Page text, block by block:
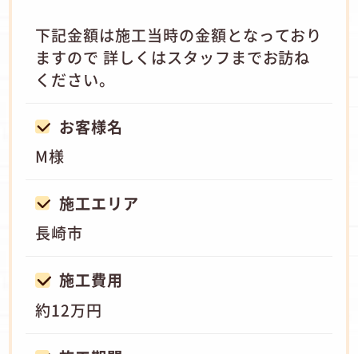
下記金額は施工当時の金額となっており
ますので 詳しくはスタッフまでお訪ね
ください。
お客様名
M様
施工エリア
長崎市
施工費用
約12万円